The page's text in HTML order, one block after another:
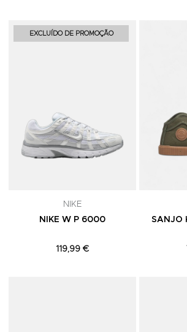
EXCLUÍDO DE PROMOÇÃO
NIKE
NIKE W P 6000
119,99 €
SANJO